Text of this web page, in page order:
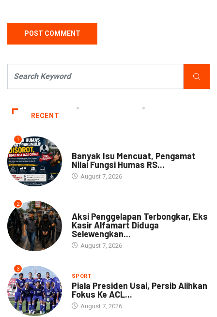
RECENT
1
Banyak Isu Mencuat, Pengamat
Nilai Fungsi Humas RS...
August 7, 2026
2
Aksi Penggelapan Terbongkar, Eks
Kasir Alfamart Diduga
Selewengkan...
August 7, 2026
3
SPORT
Piala Presiden Usai, Persib Alihkan
Fokus Ke ACL...
August 7, 2026